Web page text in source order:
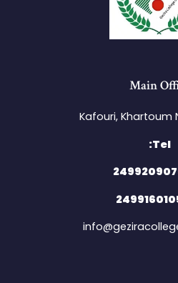
Main
Kafouri, Khartoum
Tel: